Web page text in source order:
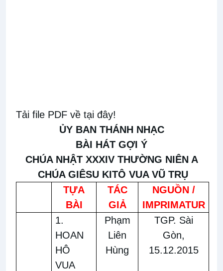
Tải file PDF về tại đây!
ỦY BAN THÁNH NHẠC
BÀI HÁT GỢI Ý
CHÚA NHẬT XXXIV THƯỜNG NIÊN A
CHÚA GIÊSU KITÔ VUA VŨ TRỤ
TỰA
BÀI
TÁC
GIẢ
NGUỒN /
IMPRIMATUR
1.
HOAN
HÔ
VUA
Phạm
Liên
Hùng
TGP. Sài
Gòn,
15.12.2015